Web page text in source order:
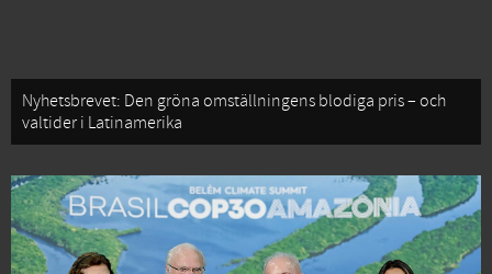
Nyhetsbrevet: Den gröna omställningens blodiga pris – och
valtider i Latinamerika